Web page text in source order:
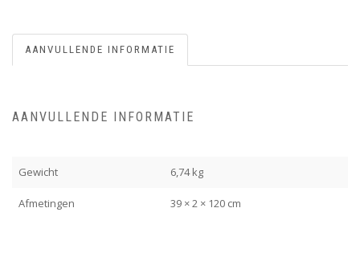
AANVULLENDE INFORMATIE
AANVULLENDE INFORMATIE
Gewicht 6,74 kg
Afmetingen 39 × 2 × 120 cm